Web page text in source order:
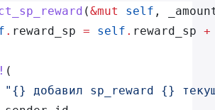
(&mut self ,
. reward_sp = self . reward_sp +
(
"{} добавил sp_reward {}